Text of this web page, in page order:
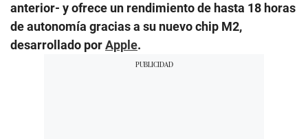
anterior- y ofrece un rendimiento de hasta 18 horas
de autonomía gracias a su nuevo chip M2,
desarrollado porApple.